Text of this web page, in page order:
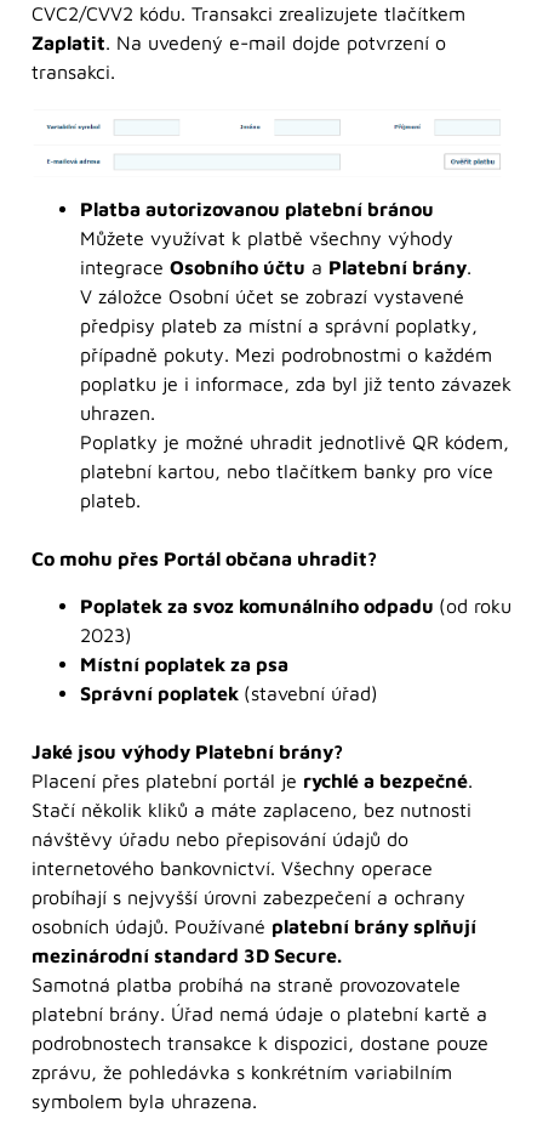
CVC2/CVV2 kódu. Transakci zrealizujete tlačítkem
Zaplatit. Na uvedený e-mail dojde potvrzení o
transakci.
Platba autorizovanou platební bránou
Můžete využívat k platbě všechny výhody
integrace Osobního účtu a Platební brány.
V záložce Osobní účet se zobrazí vystavené
předpisy plateb za místní a správní poplatky,
případně pokuty. Mezi podrobnostmi o každém
poplatku je i informace, zda byl již tento závazek
uhrazen.
Poplatky je možné uhradit jednotlivě QR kódem,
platební kartou, nebo tlačítkem banky pro více
plateb.
Co mohu přes Portál občana uhradit?
Poplatek za svoz komunálního odpadu (od roku
2023)
Místní poplatek za psa
Správní poplatek (stavební úřad)
Jaké jsou výhody Platební brány?
Placení přes platební portál je rychlé a bezpečné
Stačí několik kliků a máte zaplaceno, bez nutnosti
návštěvy úřadu nebo přepisování údajů do
internetového bankovnictví. Všechny operace
probíhají s nejvyšší úrovni zabezpečení a ochrany
osobních údajů. Používané platební brány splňují
mezinárodní standard 3D Secure.
Samotná platba probíhá na straně provozovatele
platební brány. Úřad nemá údaje o platební kartě a
podrobnostech transakce k dispozici, dostane pouze
zprávu, že pohledávka s konkrétním variabilním
symbolem byla uhrazena.